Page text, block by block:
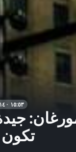
١٥:٥٣ · ١٤ أبريل ٢٠٢٦